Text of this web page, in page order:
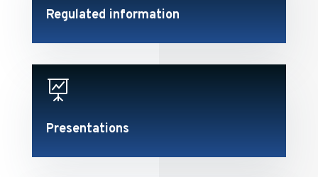
Regulated information

Presentations